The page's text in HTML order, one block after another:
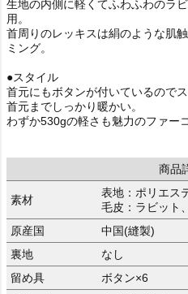
生地の内側に軽くてふわふわのラ
用。
首周りのレッキスは絹のような肌
ミング。
●スタイル
首元にもボタンが付いているので
首元までしっかり暖かい。
わずか530gの軽さも魅力のファー
商品
素材
表地：ポリエス
毛皮：ラビット
原産国
中国(縫製)
裏地
なし
留め具
ボタン×6